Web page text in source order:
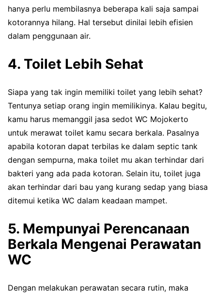
hanya perlu membilasnya beberapa kali saja sampai
kotorannya hilang. Hal tersebut dinilai lebih efisien
dalam penggunaan air.
4. Toilet Lebih Sehat
Siapa yang tak ingin memiliki toilet yang lebih sehat?
Tentunya setiap orang ingin memilikinya. Kalau begitu,
kamu harus memanggil jasa sedot WC Mojokerto
untuk merawat toilet kamu secara berkala. Pasalnya
apabila kotoran dapat terbilas ke dalam septic tank
dengan sempurna, maka toilet mu akan terhindar dari
bakteri yang ada pada kotoran. Selain itu, toilet juga
akan terhindar dari bau yang kurang sedap yang biasa
ditemui ketika WC dalam keadaan mampet.
5. Mempunyai Perencanaan
Berkala Mengenai Perawatan
WC
Dengan melakukan perawatan secara rutin, maka